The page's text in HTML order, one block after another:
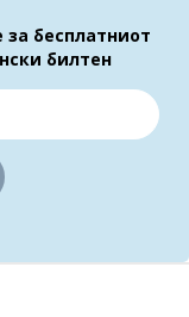
за бесплатниот
билтен